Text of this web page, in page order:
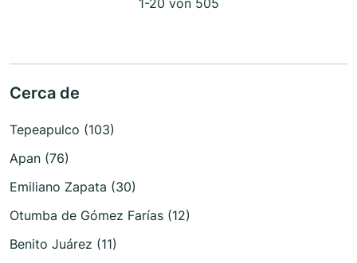
Cerca de
Tepeapulco (103)
Apan (76)
Emiliano Zapata (30)
Otumba de Gómez Farías (12)
Benito Juárez (11)